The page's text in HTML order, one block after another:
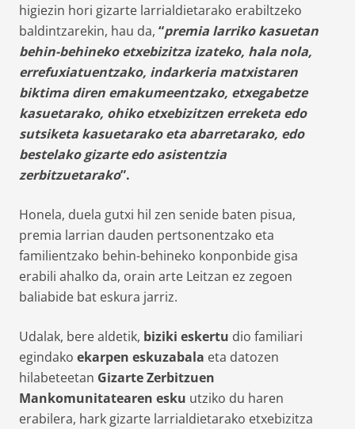
higiezin hori gizarte larrialdietarako erabiltzeko
baldintzarekin, hau da, “premia larriko kasuetan
behin-behineko etxebizitza izateko, hala nola,
errefuxiatuentzako, indarkeria matxistaren
biktima diren emakumeentzako, etxegabetze
kasuetarako, ohiko etxebizitzen erreketa edo
sutsiketa kasuetarako eta abarretarako, edo
bestelako gizarte edo asistentzia
zerbitzuetarako”.
Honela, duela gutxi hil zen senide baten pisua,
premia larrian dauden pertsonentzako eta
familientzako behin-behineko konponbide gisa
erabili ahalko da, orain arte Leitzan ez zegoen
baliabide bat eskura jarriz.
Udalak, bere aldetik, biziki eskertu dio familiari
egindako ekarpen eskuzabala eta datozen
hilabeteetan Gizarte Zerbitzuen
Mankomunitatearen esku utziko du haren
erabilera, hark gizarte larrialdietarako etxebizitza